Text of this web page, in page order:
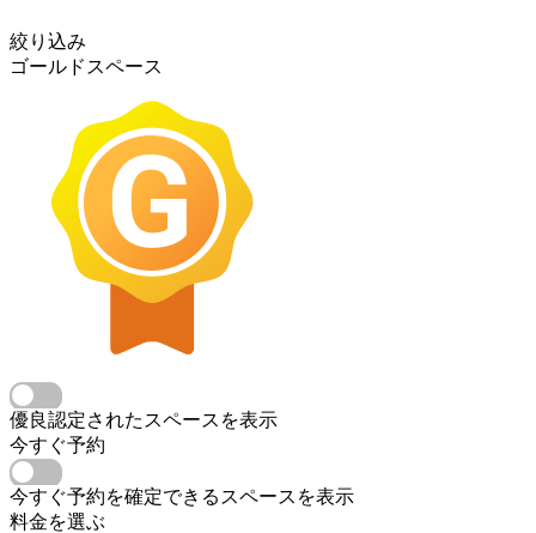
絞り込み
ゴールドスペース
優良認定されたスペースを表示
今すぐ予約
今すぐ予約を確定できるスペースを表示
料金を選ぶ